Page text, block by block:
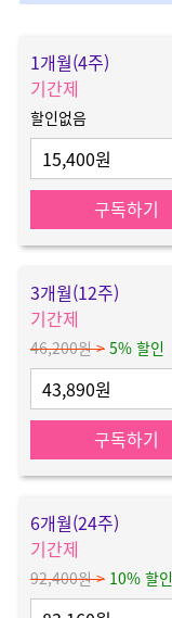
1개월(4주)
기간제
할인없음
15,400원
구독하기
3개월(12주)
기간제
46,200원> 5% 할인
43,890원
구독하기
6개월(24주)
기간제
92,400원> 10% 할인